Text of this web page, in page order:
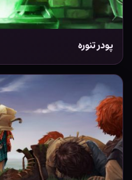
پودر تنوره